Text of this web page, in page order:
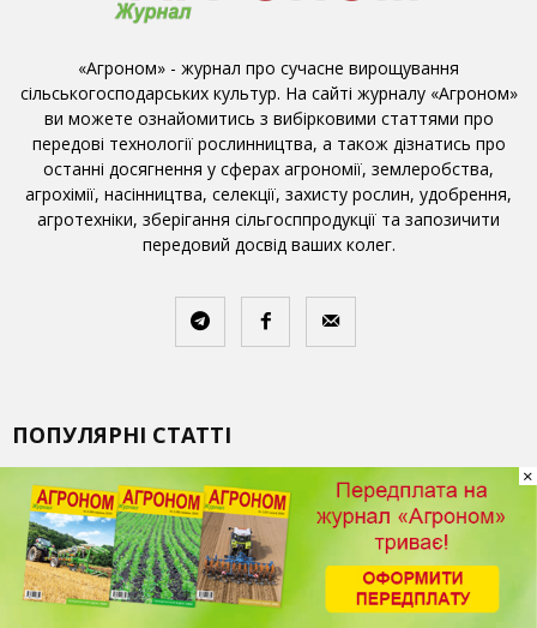
«Агроном» - журнал про сучасне вирощування
сільськогосподарських культур. На сайті журналу «Агроном»
ви можете ознайомитись з вибірковими статтями про
передові технології рослинництва, а також дізнатись про
останні досягнення у сферах агрономії, землеробства,
агрохімії, насінництва, селекції, захисту рослин, удобрення,
агротехніки, зберігання сільгосппродукції та запозичити
передовий досвід ваших колег.
ПОПУЛЯРНІ СТАТТІ
Кислотність грунтів та її вплив на
живлення рослин
Добрива 25.11.2016
×